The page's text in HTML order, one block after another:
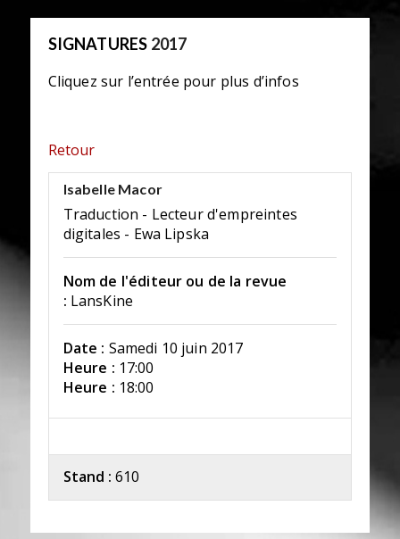
SIGNATURES 2017
Cliquez sur l’entrée pour plus d’infos
Retour
Isabelle Macor
Traduction - Lecteur d'empreintes
digitales - Ewa Lipska
Nom de l'éditeur ou de la revue
: LansKine
Date : Samedi 10 juin 2017
Heure : 17:00
Heure : 18:00
Stand : 610